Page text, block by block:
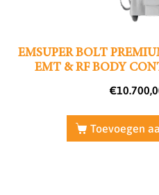
EMSUPER BOLT
EMT & RF BODY
€
Toevoegen